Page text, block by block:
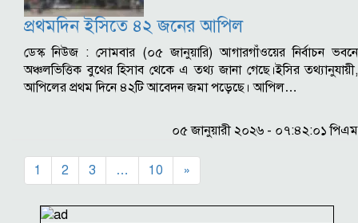
প্রথমদিন ইসিতে ৪২ জনের আপিল
ডেস্ক নিউজ : সোমবার (০৫ জানুয়ারি) আগারগাঁওয়ের নির্বাচন ভবনে
অঞ্চলভিত্তিক বুথের হিসাব থেকে এ তথ্য জানা গেছে।ইসির তথ্যানুযায়ী,
আপিলের প্রথম দিনে ৪২টি আবেদন জমা পড়েছে। আপিল…
০৫ জানুয়ারী ২০২৬ - ০৭:৪২:০১ পিএম
1 2 3 … 10 »